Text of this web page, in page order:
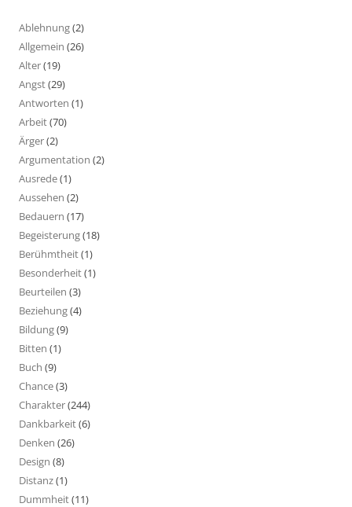
Ablehnung(2)
Allgemein (26)
Alter(19)
Angst(29)
Antworten (1)
Arbeit(70)
Ärger(2)
Argumentation (2)
Ausrede(1)
Aussehen (2)
Bedauern (17)
Begeisterung(18)
Berühmtheit(1)
Besonderheit(1)
Beurteilen (3)
Beziehung(4)
Bildung(9)
Bitten (1)
Buch (9)
Chance(3)
Charakter(244)
Dankbarkeit(6)
Denken (26)
Design (8)
Distanz(1)
Dummheit(11)